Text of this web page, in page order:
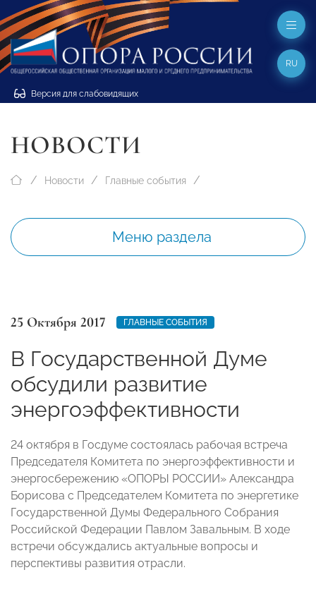
Версия для слабовидящих
RU
НОВОСТИ
Новости Главные события
Меню раздела
25 Октября 2017 ГЛАВНЫЕ СОБЫТИЯ
В Государственной Думе
обсудили развитие
энергоэффективности
24 октября в Госдуме состоялась рабочая встреча
Председателя Комитета по энергоэффективности и
энергосбережению «ОПОРЫ РОССИИ» Александра
Борисова с Председателем Комитета по энергетике
Государственной Думы Федерального Собрания
Российской Федерации Павлом Завальным. В ходе
встречи обсуждались актуальные вопросы и
перспективы развития отрасли.